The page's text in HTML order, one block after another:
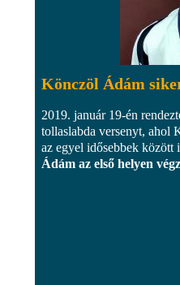
Könczöl Ádám
2019. január 19-én
tollaslabda versenyt, ahol
az egyel idősebbek
Ádám az első helyen